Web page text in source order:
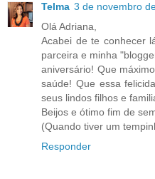
Telma 3 de novembro
Olá Adriana,
Acabei de te conhecer
parceira e minha
aniversário! Que
saúde! Que essa
seus lindos filhos e
Beijos e ótimo fim de
(Quando tiver um
Responder